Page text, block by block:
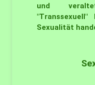
und
Sexualität